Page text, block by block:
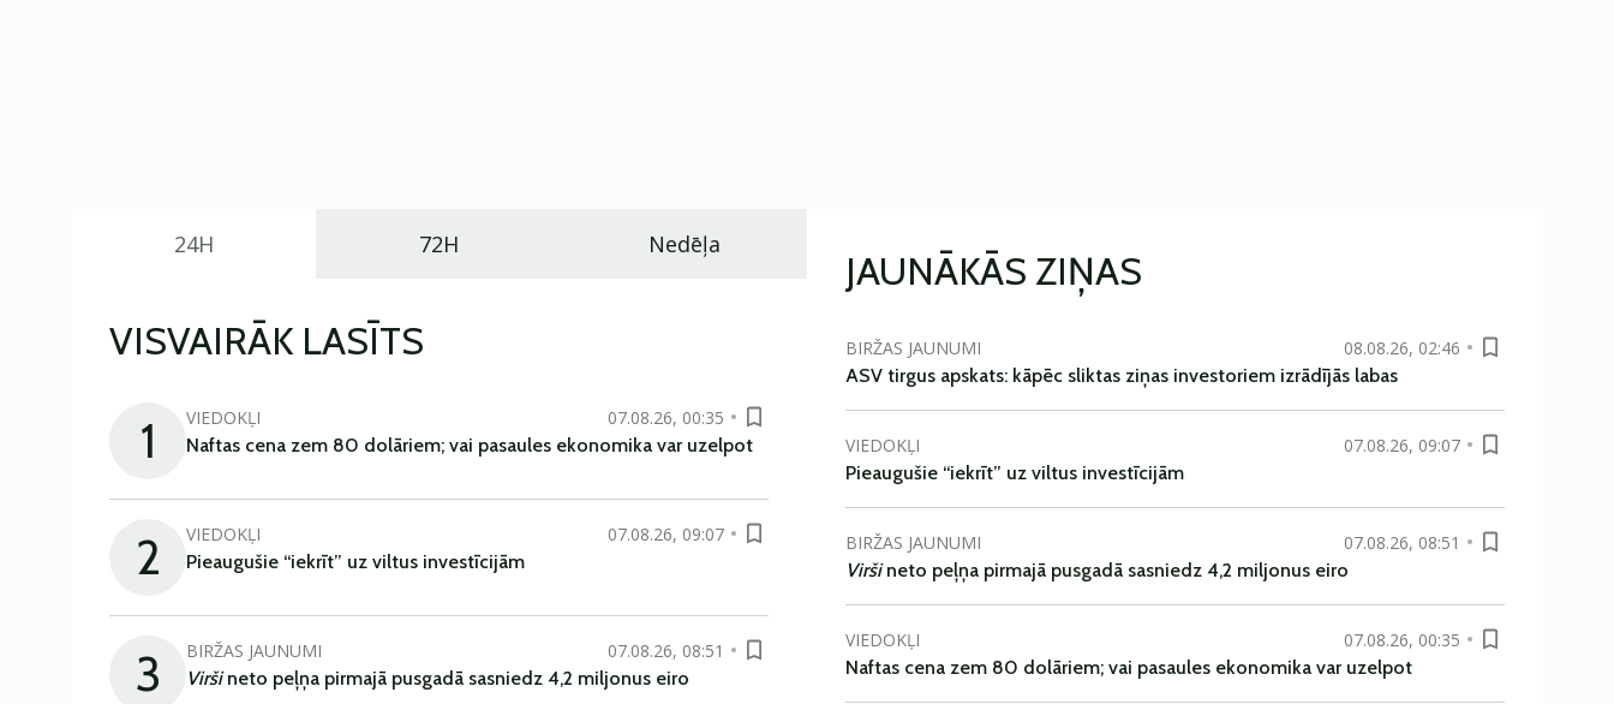
24H 72H Nedēļa
VISVAIRĀK LASĪTS
1 VIEDOKĻI
07.08.26, 00:35
Naftas cena zem 80 dolāriem; vai pasaules ekonomika var uzelpot
2 VIEDOKĻI
07.08.26, 09:07
Pieaugušie “iekrīt” uz viltus investīcijām
3 BIRŽAS JAUNUMI
07.08.26, 08:51
Viršineto peļņa pirmajā pusgadā sasniedz 4,2 miljonus eiro
JAUNĀKĀS ZIŅAS
BIRŽAS JAUNUMI
08.08.26, 02:46
ASV tirgus apskats: kāpēc sliktas ziņas investoriem izrādījās labas
VIEDOKĻI
07.08.26, 09:07
Pieaugušie “iekrīt” uz viltus investīcijām
BIRŽAS JAUNUMI
07.08.26, 08:51
Viršineto peļņa pirmajā pusgadā sasniedz 4,2 miljonus eiro
VIEDOKĻI
07.08.26, 00:35
Naftas cena zem 80 dolāriem; vai pasaules ekonomika var uzelpot